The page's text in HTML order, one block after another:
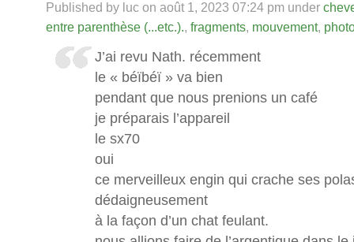
Published by luc on août 1, 2023 07:24 pm under
entre parenthèse (...etc.)., fragments, mouvement,
J’ai revu Nath. récemment
le « béïbéï » va bien
pendant que nous prenions un café
je préparais l’appareil
le sx70
oui
ce merveilleux engin qui crache ses
dédaigneusement
à la façon d’un chat feulant.